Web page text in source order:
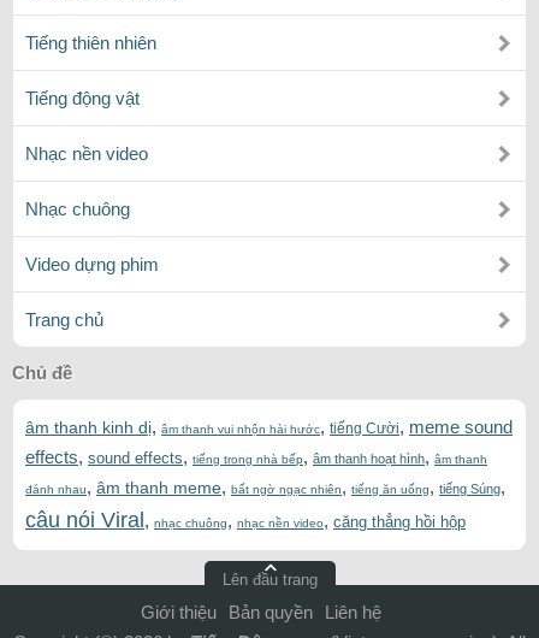
Tiếng thiên nhiên
Tiếng động vật
Nhạc nền video
Nhạc chuông
Video dựng phim
Trang chủ
Chủ đề
âm thanh kinh dị, âm thanh vui nhộn hài hước, tiếng Cười, meme sound
effects, sound effects, tiếng trong nhà bếp, âm thanh hoạt hình, âm thanh
đánh nhau, âm thanh meme, bất ngờ ngạc nhiên, tiếng ăn uống, tiếng Súng,
câu nói Viral , nhạc chuông, nhạc nền video, căng thẳng hồi hộp
Lên đầu trang
Giới thiệu Bản quyền
Liên hệ